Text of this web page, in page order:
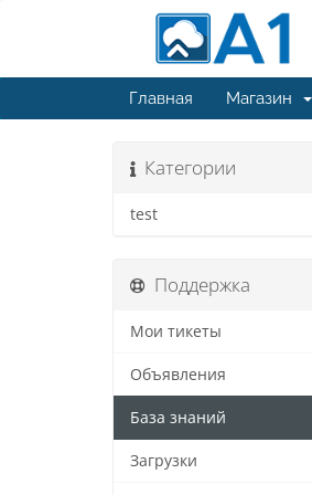
Главная Магазин
Категории
test
Поддержка
Мои тикеты
Объявления
База знаний
Загрузки